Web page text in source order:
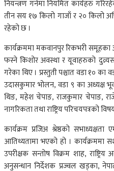
नियन्त्रण गर्नमा नियमित कार्यहरु
तीन सय १७ किलो गाजाँ र २० किलो
रहेको छ ।
कार्यक्रममा मकवानपुर रिकभरी
फस्ने किशोर अवस्था र यूवाहरुको
गरेका थिए । प्रस्तुती पश्चात वडा १० का
उदासकुमार भोलन, वडा ९ का अध्यक्ष
थिङ, महेश चेपाङ, राजकुमार चेपाङ,
नागरिकता तथा राष्ट्रिय परिचयपत्रको
कार्यक्रम प्रजिअ श्रेष्ठको
आतिथ्यतामा भएको हो । कार्यक्रममा
उपरीक्षक सन्तोष विक्रम शाह,
अनुसन्धान निर्देशक प्रज्वल खड्का,